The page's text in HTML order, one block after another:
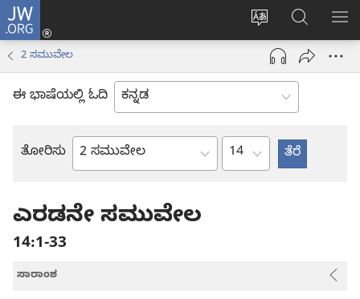
JW.ORG
ವೆಬ್‌ಸೈಟ್‌ನ
ಭಾಷೆಯನ್ನು
ಬದಲಿಸು
ಲಾಗ್
ಇನ್
(opens
new
ಹುಡುಕಿ
2 ಸಮುವೇಲ
ಈ ಭಾಷೆಯಲ್ಲಿ ಓದಿ
ತೋರಿಸು
ಬೈಬಲ್
ಅಧ್ಯಾಯ
ಎರಡನೇ ಸಮುವೇಲ
14:1-33
ಸಾರಾಂಶ